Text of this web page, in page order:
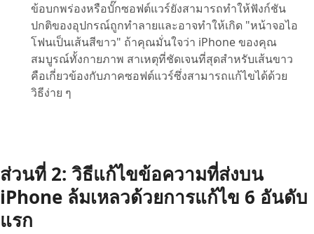
ข้อบกพร่องหรือบั๊กซอฟต์แวร์ยังสามารถทำให้ฟังก์ชัน
ปกติของอุปกรณ์ถูกทำลายและอาจทำให้เกิด "หน้าจอไอ
โฟนเป็นเส้นสีขาว" ถ้าคุณมั่นใจว่า iPhone ของคุณ
สมบูรณ์ทั้งกายภาพ สาเหตุที่ชัดเจนที่สุดสำหรับเส้นขาว
คือเกี่ยวข้องกับภาคซอฟต์แวร์ซึ่งสามารถแก้ไขได้ด้วย
วิธีง่าย ๆ
ส่วนที่ 2: วิธีแก้ไขข้อความที่ส่งบน
iPhone ล้มเหลวด้วยการแก้ไข 6 อันดับ
แรก